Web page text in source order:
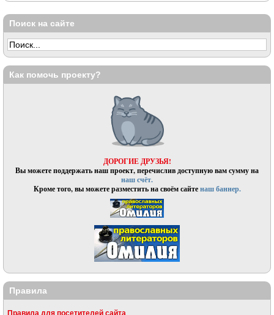
Поиск на сайте
Как помочь проекту?
ДОРОГИЕ ДРУЗЬЯ!
Вы можете поддержать наш проект, перечислив доступную вам сумму на
наш счёт.
Кроме того, вы можете разместить на своём сайтенаш баннер.
Правила
Правила для посетителей сайта